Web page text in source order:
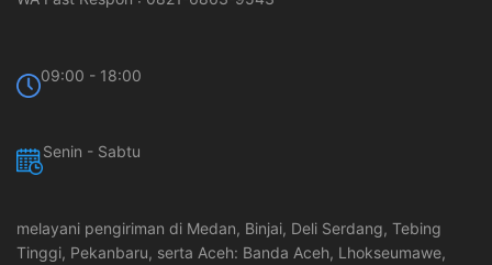
09:00 - 18:00
Senin - Sabtu
melayani pengiriman di Medan, Binjai, Deli Serdang, Tebing
Tinggi, Pekanbaru, serta Aceh: Banda Aceh, Lhokseumawe,